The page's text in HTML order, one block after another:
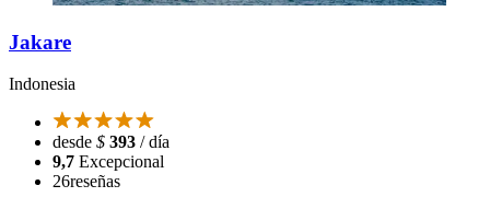
Jakare
Indonesia
desde $ 393 / día
9,7 Excepcional
26reseñas